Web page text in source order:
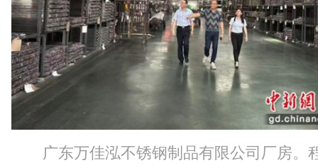
广东万佳泓不锈钢制品有限公司厂房。